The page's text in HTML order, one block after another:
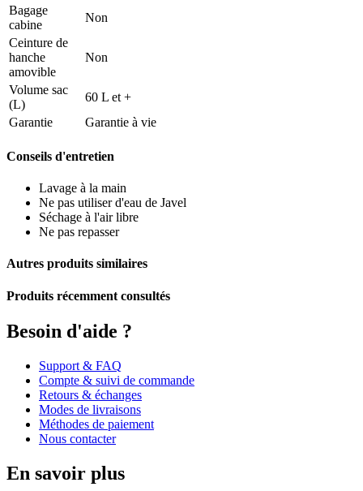
Bagage
cabine
Non
Ceinture de
hanche
amovible
Non
Volume sac
(L)
60 L et +
Garantie
Garantie à vie
Conseils d'entretien
Lavage à la main
Ne pas utiliser d'eau de Javel
Séchage à l'air libre
Ne pas repasser
Autres produits similaires
Produits récemment consultés
Besoin d'aide ?
Support & FAQ
Compte & suivi de commande
Retours & échanges
Modes de livraisons
Méthodes de paiement
Nous contacter
En savoir plus